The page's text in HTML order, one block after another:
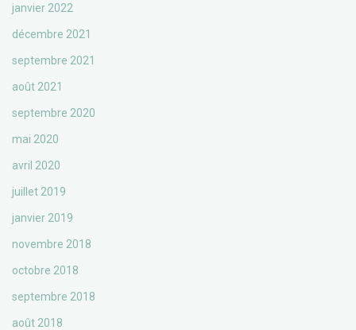
janvier 2022
décembre 2021
septembre 2021
août 2021
septembre 2020
mai 2020
avril 2020
juillet 2019
janvier 2019
novembre 2018
octobre 2018
septembre 2018
août 2018